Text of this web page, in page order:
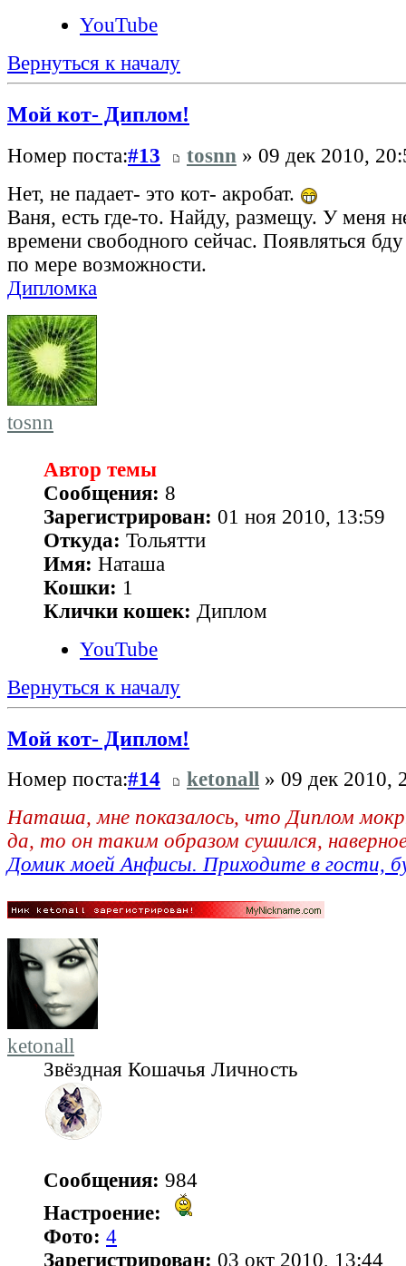
YouTube
Вернуться к началу
Мой кот- Диплом!
Номер поста:#13 tosnn » 09 дек 2010,
Нет, не падает- это кот- акробат.
Ваня, есть где-то. Найду, размещу. У меня
времени свободного сейчас. Появляться
по мере возможности.
Дипломка
tosnn
Автор темы
Сообщения: 8
Зарегистрирован: 01 ноя 2010, 13:59
Откуда: Тольятти
Имя: Наташа
Кошки: 1
Клички кошек: Диплом
YouTube
Вернуться к началу
Мой кот- Диплом!
Номер поста:#14 ketonall » 09 дек 2010,
Наташа, мне показалось, что Диплом
да, то он таким образом сушился,
Домик моей Анфисы. Приходите в гости,
ketonall
Звёздная Кошачья Личность
Сообщения: 984
Настроение:
Фото: 4
Зарегистрирован: 03 окт 2010, 13:44